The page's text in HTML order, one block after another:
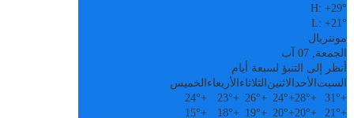
H:+29°
L:+21°
مونتريال
الجمعة, 07 آب
أنظر إلى التنبؤ لسبعة أيام
السبت الأحدالاثنين الثلاثاء الأربعاء الخميس
+
31°
+
28°
+
24°
+
26°
+
23°
+
24°
+
21°
+
20°
+
20°
+
19°
+
18°
+
15°